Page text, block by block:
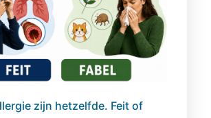
zijn hetzelfde. Feit of